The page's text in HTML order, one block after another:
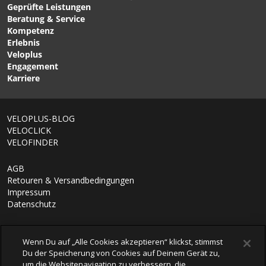
SEAT-PACK M
Satteltasche Dark Sand
von ORTLIEB
Geprüfte Leistungen
Beratung & Service
Kompetenz
Erlebnis
Veloplus
Engagement
Karriere
VELOPLUS-BLOG
VELOCLICK
VELOFINDER
AGB
Retouren & Versandbedingungen
Impressum
Datenschutz
Wenn Du auf „Alle Cookies akzeptieren“ klickst, stimmst
Du der Speicherung von Cookies auf Deinem Gerät zu,